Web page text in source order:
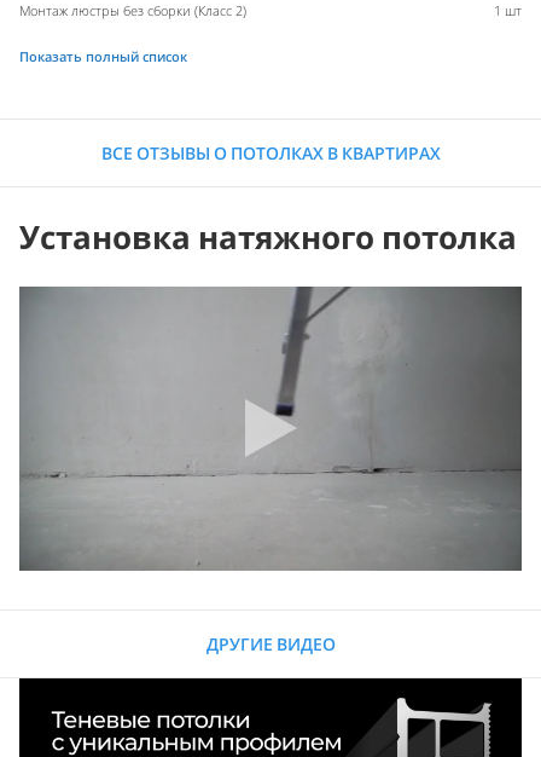
Монтаж люстры без сборки (Класс 2)
1 шт
Показать полный список
ВСЕ ОТЗЫВЫ О ПОТОЛКАХ В КВАРТИРАХ
Установка натяжного потолка
ДРУГИЕ ВИДЕО